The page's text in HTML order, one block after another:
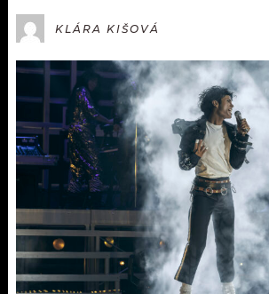
#NEBUDUDOMA
KALENDÁŘ
KVÍZY
VIP
TRENDY
KULTURA
MIX
APLIKACE
PROGRAM
PLAYLIST
JAK NALADIT
SOUTĚŽE
KLÁRA KIŠOVÁ